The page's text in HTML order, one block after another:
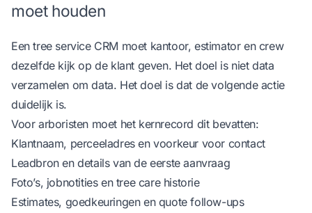
moet houden
Een tree service CRM moet kantoor, estimator en crew
dezelfde kijk op de klant geven. Het doel is niet data
verzamelen om data. Het doel is dat de volgende actie
duidelijk is.
Voor arboristen moet het kernrecord dit bevatten:
Klantnaam, perceeladres en voorkeur voor contact
Leadbron en details van de eerste aanvraag
Foto’s, jobnotities en tree care historie
Estimates, goedkeuringen en quote follow-ups